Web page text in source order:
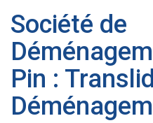
Société de
Pin :